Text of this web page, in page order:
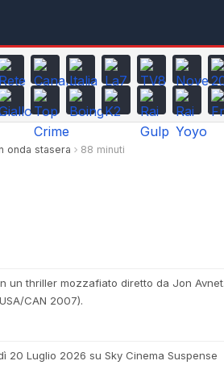
onda stasera 88 minuti
un thriller mozzafiato diretto da Jon
CAN 2007).
20 Luglio 2026 su Sky Cinema Suspense